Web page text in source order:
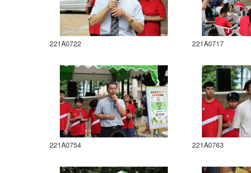
221A0722 221A0717
221A0754 221A0763